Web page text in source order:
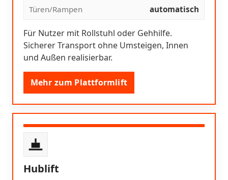
Türen/Rampen automatisch
Für Nutzer mit Rollstuhl oder Gehhilfe.
Sicherer Transport ohne Umsteigen, Innen
und Außen realisierbar.
Mehr zum Plattformlift
Hublift